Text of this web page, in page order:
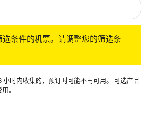
选条件的机票。请调整您的筛选条
时内收集的，预订时可能不再可用。 可选产品
。